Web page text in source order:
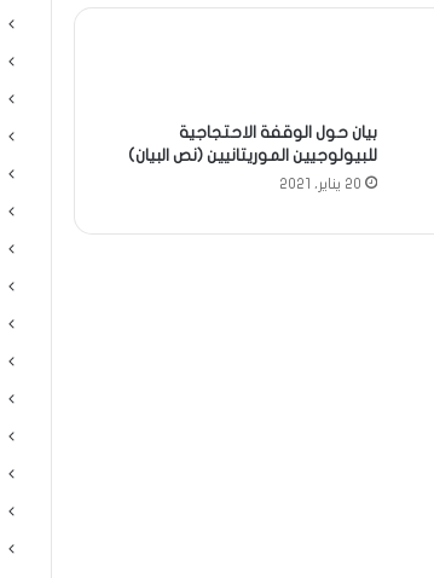
بيان حول الوقفة الاحتجاجية
للبيولوجيين الموريتانيين (نص البيان)
20 يناير، 2021